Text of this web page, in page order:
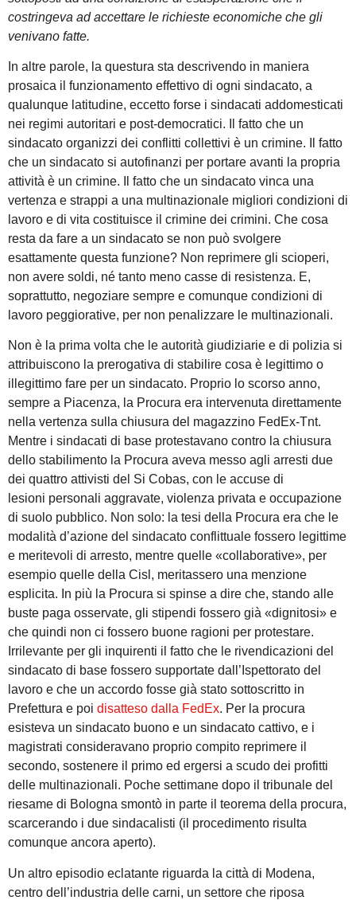
costringeva ad accettare le richieste economiche che gli
venivano fatte.
In altre parole, la questura sta descrivendo in maniera
prosaica il funzionamento effettivo di ogni sindacato, a
qualunque latitudine, eccetto forse i sindacati addomesticati
nei regimi autoritari e post-democratici. Il fatto che un
sindacato organizzi dei conflitti collettivi è un crimine. Il fatto
che un sindacato si autofinanzi per portare avanti la propria
attività è un crimine. Il fatto che un sindacato vinca una
vertenza e strappi a una multinazionale migliori condizioni di
lavoro e di vita costituisce il crimine dei crimini. Che cosa
resta da fare a un sindacato se non può svolgere
esattamente questa funzione? Non reprimere gli scioperi,
non avere soldi, né tanto meno casse di resistenza. E,
soprattutto, negoziare sempre e comunque condizioni di
lavoro peggiorative, per non penalizzare le multinazionali.
Non è la prima volta che le autorità giudiziarie e di polizia si
attribuiscono la prerogativa di stabilire cosa è legittimo o
illegittimo fare per un sindacato. Proprio lo scorso anno,
sempre a Piacenza, la Procura era intervenuta direttamente
nella vertenza sulla chiusura del magazzino FedEx-Tnt.
Mentre i sindacati di base protestavano contro la chiusura
dello stabilimento la Procura aveva messo agli arresti due
dei quattro attivisti del Si Cobas, con le accuse di
lesioni personali aggravate, violenza privata e occupazione
di suolo pubblico. Non solo: la tesi della Procura era che le
modalità d’azione del sindacato conflittuale fossero legittime
e meritevoli di arresto, mentre quelle «collaborative», per
esempio quelle della Cisl, meritassero una menzione
esplicita. In più la Procura si spinse a dire che, stando alle
buste paga osservate, gli stipendi fossero già «dignitosi» e
che quindi non ci fossero buone ragioni per protestare.
Irrilevante per gli inquirenti il fatto che le rivendicazioni del
sindacato di base fossero supportate dall’Ispettorato del
lavoro e che un accordo fosse già stato sottoscritto in
Prefettura e poi disatteso dalla FedEx. Per la procura
esisteva un sindacato buono e un sindacato cattivo, e i
magistrati consideravano proprio compito reprimere il
secondo, sostenere il primo ed ergersi a scudo dei profitti
delle multinazionali. Poche settimane dopo il tribunale del
riesame di Bologna smontò in parte il teorema della procura,
scarcerando i due sindacalisti (il procedimento risulta
comunque ancora aperto).
Un altro episodio eclatante riguarda la città di Modena,
centro dell’industria delle carni, un settore che riposa